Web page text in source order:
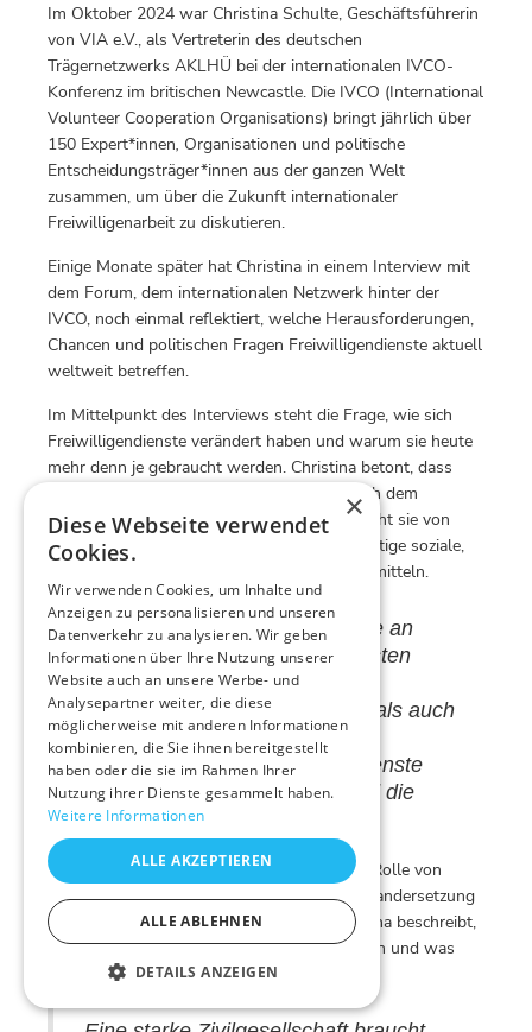
Im Oktober 2024 war Christina Schulte, Geschäftsführerin
von VIA e.V., als Vertreterin des deutschen
Trägernetzwerks AKLHÜ bei der internationalen IVCO-
Konferenz im britischen Newcastle. Die IVCO (International
Volunteer Cooperation Organisations) bringt jährlich über
150 Expert*innen, Organisationen und politische
Entscheidungsträger*innen aus der ganzen Welt
zusammen, um über die Zukunft internationaler
Freiwilligenarbeit zu diskutieren.
Einige Monate später hat Christina in einem Interview mit
dem Forum, dem internationalen Netzwerk hinter der
IVCO, noch einmal reflektiert, welche Herausforderungen,
Chancen und politischen Fragen Freiwilligendienste aktuell
weltweit betreffen.
Im Mittelpunkt des Interviews steht die Frage, wie sich
Freiwilligendienste verändert haben und warum sie heute
mehr denn je gebraucht werden. Christina betont, dass
diese Dienste längst kein „Lückenfüller“ nach dem
Schulabschluss mehr sind. Stattdessen spricht sie von
Bildungsdiensten, die jungen Menschen wichtige soziale,
persönliche und politische Kompetenzen vermitteln.
„Wir wissen, dass Teilnehmende an
internationalen Freiwilligendiensten
danach resilienter, mobiler und
engagierter sind, sowohl sozial als auch
politisch. Wir können mit gutem
Gewissen sagen: Freiwilligendienste
stärken die Zivilgesellschaft und die
Demokratie.“
Ein zentrales Anliegen ist ihr dabei auch die Rolle von
Unterschieden, Vielfalt und kritischer Auseinandersetzung
in einer demokratischen Gesellschaft. Christina beschreibt,
was Freiwillige in ihrem Dienst lernen können und was
das für unsere Gesellschaft bedeutet:
×
Diese Webseite verwendet
Cookies.
Wir verwenden Cookies, um Inhalte und
Anzeigen zu personalisieren und unseren
Datenverkehr zu analysieren. Wir geben
Informationen über Ihre Nutzung unserer
Website auch an unsere Werbe- und
Analysepartner weiter, die diese
möglicherweise mit anderen Informationen
kombinieren, die Sie ihnen bereitgestellt
haben oder die sie im Rahmen Ihrer
Nutzung ihrer Dienste gesammelt haben.
Weitere Informationen
ALLE AKZEPTIEREN
ALLE ABLEHNEN
DETAILS ANZEIGEN